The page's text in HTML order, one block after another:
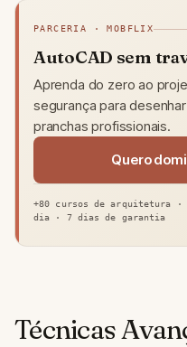
PARCERIA · MOBFLIX
AutoCAD sem
Aprenda do zero ao
segurança para
pranchas profissionais.
Quero
+80 cursos de arquitetura ·
dia · 7 dias de garantia
Técnicas